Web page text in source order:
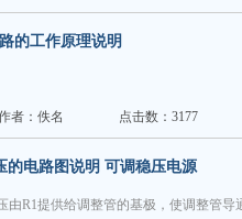
的工作原理说明
者：佚名 点击数：3177
的电路图说明 可调稳压电源
由R1提供给调整管的基极，使调整管